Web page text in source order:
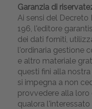
Garanzia di
Ai sensi del Decreto
196, l'editore
dei dati forniti,
l'ordinaria gestione
e altro materiale
questi fini alla
si impegna a non
provvedere alla
qualora